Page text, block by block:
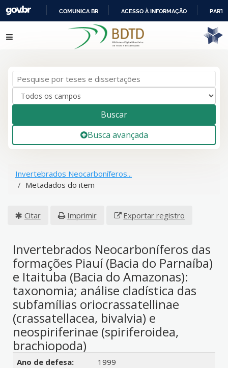
IR
PARA
COMUNICA BR ACESSO À INFORMAÇÃO
Pular para o conteúdo
Buscar
Busca avançada
Invertebrados Neocarboníferos...
Metadados do item
Citar Imprimir Exportar registro
Invertebrados Neocarboníferos das
formações Piauí (Bacia do Parnaíba)
e Itaituba (Bacia do Amazonas):
taxonomia; análise cladística das
subfamílias oriocrassatellinae
(crassatellacea, bivalvia) e
neospiriferinae (spiriferoidea,
brachiopoda)
Detalhes bibliográficos
Ano de defesa:
1999